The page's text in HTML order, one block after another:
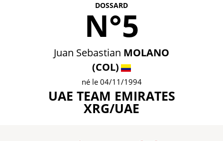
DOSSARD
N°5
Juan Sebastian MOLANO
(COL)
né le 04/11/1994
UAE TEAM EMIRATES
XRG/UAE